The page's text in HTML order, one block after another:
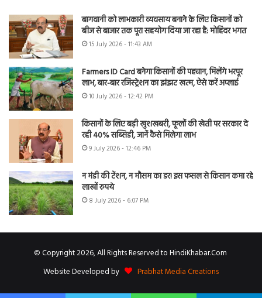
बागवानी को लाभकारी व्यवसाय बनाने के लिए किसानों को
बीज से बाजार तक पूरा सहयोग दिया जा रहा है: मोहिंदर भगत
15 July 2026 - 11:43 AM
Farmers ID Card बनेगा किसानों की पहचान, मिलेंगे भरपूर
लाभ, बार-बार रजिस्ट्रेशन का झंझट खत्म, ऐसे करें अप्लाई
10 July 2026 - 12:42 PM
किसानों के लिए बड़ी खुशखबरी, फूलों की खेती पर सरकार दे
रही 40% सब्सिडी, जानें कैसे मिलेगा लाभ
9 July 2026 - 12:46 PM
न मंडी की टेंशन, न मौसम का डर! इस फसल से किसान कमा रहे
लाखों रुपये
8 July 2026 - 6:07 PM
© Copyright 2026, All Rights Reserved to HindiKhabar.Com
Website Developed by
Prabhat Media Creations